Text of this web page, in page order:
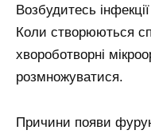
Возбудитесь
Коли створюються
хвороботворні
розмножуватися.
Причини появи